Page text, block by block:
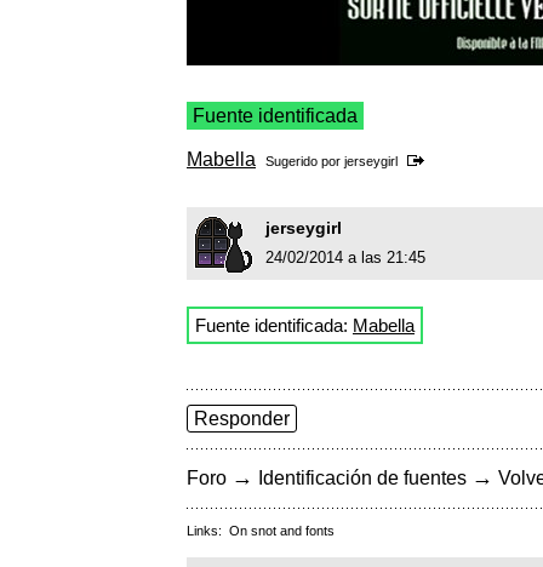
Fuente identificada
Mabella Sugerido por jerseygirl
jerseygirl
24/02/2014 a las 21:45
Fuente identificada: Mabella
Responder
Foro → Identificación de fuentes →
Links: On snot and fonts